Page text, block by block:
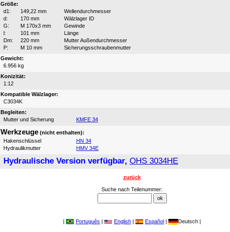
Größe:
d1:
149,22 mm
Wellendurchmesser
d:
170 mm
Wälzlager ID
G:
M 170x3 mm
Gewinde
l:
101 mm
Länge
Dm:
220 mm
Mutter Außendurchmesser
P:
M 10 mm
Sicherungsschraubenmutter
Gewicht:
6.956 kg
Konizität:
1:12
Kompatible Wälzlager:
C3034K
Begleiten:
Mutter und Sicherung
KMFE 34
Werkzeuge (nicht enthalten):
Hakenschlüssel
HN 34
Hydraulikmutter
HMV 34E
Hydraulische Version verfügbar, OHS 3034HE
zurück
Suche nach Teilenummer:
| Português | English | Español | Deutsch |